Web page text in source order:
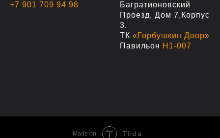
+7 901 709 94 98
Багратионовский
Проезд, Дом 7,корпус
3.
ТК «Горбушкин Двор»
Павильон Н1-007
Made on Tilda